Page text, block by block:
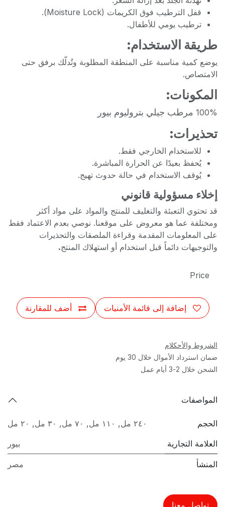
قفل الترطيب فوق الكريمات (Moisture Lock).
ترطيب يومي للأطفال.
طريقة الاستخدام:
يوضع كمية مناسبة على المنطقة المطلوبة وتُدلّك برفق حتى
الامتصاص.
المكونات:
100% مرطب جيلي بتروليوم بيور
تحذيرات:
للاستخدام الخارجي فقط.
يُحفظ بعيدًا عن الحرارة المباشرة.
يُوقف الاستخدام في حالة حدوث تهيج.
إخلاء مسؤولية قانوني
قد تحتوي التعبئة والتغليف للمنتج والمواد على مواد أكثر
ومختلفة عما هو معروض على موقعنا. نوصي بعدم الاعتماد فقط
على المعلومات المقدمة وقراءة الملصقات والتحذيرات
والتوجيهات دائماً قبل استخدام أو استهلاك المنتج.
أضف للمقارنة إضافة إلى قائمة الأمنيات
Price
الشروط والأحكلام
ضمان استرداد الأموال خلال 30 يوم
الشحن خلال 2-3 أيام عمل
المواصفات
الحجم ٢٤٠ مل , ١١٠ مل , ٧٠ مل , ٣٠ مل , ٢٠ مل
العلامة التجارية
بيور
المنشأ مصر
تواصل معنا